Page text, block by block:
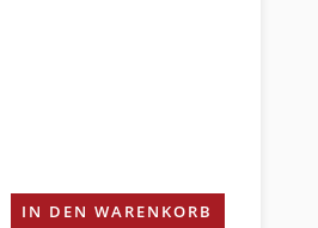
IN DEN WARENKORB